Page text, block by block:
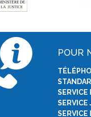
POUR
SERVICE
SERVICE
SERVICE